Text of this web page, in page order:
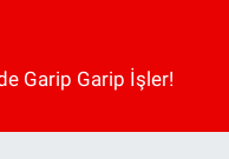
Garip Garip İşler!